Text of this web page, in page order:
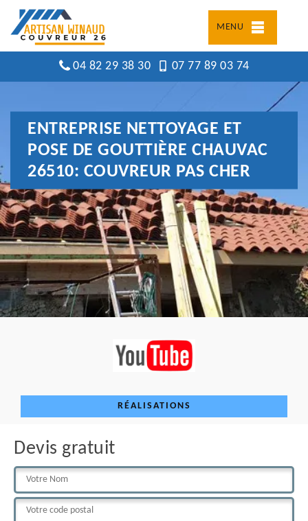
MENU
04 82 29 38 30 07 77 89 03 74
ENTREPRISE NETTOYAGE ET
POSE DE GOUTTIÈRE CHAUVAC
26510: COUVREUR PAS CHER
RÉALISATIONS
Devis gratuit